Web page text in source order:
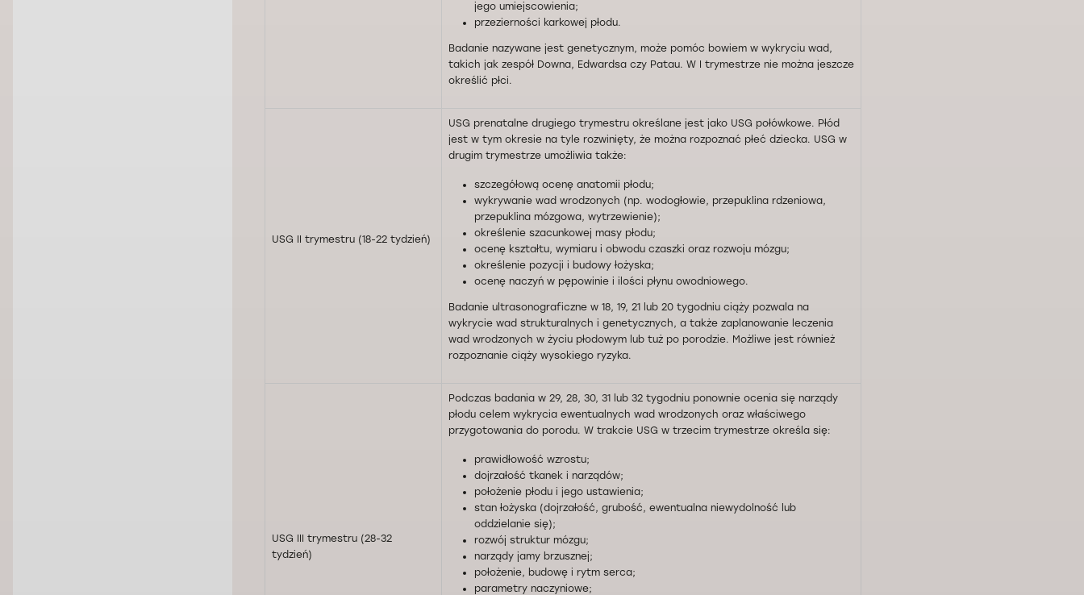
jego umiejscowienia;
przezierności karkowej płodu.
Badanie nazywane jest genetycznym, może pomóc bowiem w wykryciu wad,
takich jak zespół Downa, Edwardsa czy Patau. W I trymestrze nie można jeszcze
określić płci.
USG II trymestru (18-22 tydzień)
USG prenatalne drugiego trymestru określane jest jako USG połówkowe. Płód
jest w tym okresie na tyle rozwinięty, że można rozpoznać płeć dziecka. USG w
drugim trymestrze umożliwia także:
szczegółową ocenę anatomii płodu;
wykrywanie wad wrodzonych (np. wodogłowie, przepuklina rdzeniowa,
przepuklina mózgowa, wytrzewienie);
określenie szacunkowej masy płodu;
ocenę kształtu, wymiaru i obwodu czaszki oraz rozwoju mózgu;
określenie pozycji i budowy łożyska;
ocenę naczyń w pępowinie i ilości płynu owodniowego.
Badanie ultrasonograficzne w 18, 19, 21 lub 20 tygodniu ciąży pozwala na
wykrycie wad strukturalnych i genetycznych, a także zaplanowanie leczenia
wad wrodzonych w życiu płodowym lub tuż po porodzie. Możliwe jest również
rozpoznanie ciąży wysokiego ryzyka.
USG III trymestru (28-32
tydzień)
Podczas badania w 29, 28, 30, 31 lub 32 tygodniu ponownie ocenia się narządy
płodu celem wykrycia ewentualnych wad wrodzonych oraz właściwego
przygotowania do porodu. W trakcie USG w trzecim trymestrze określa się:
prawidłowość wzrostu;
dojrzałość tkanek i narządów;
położenie płodu i jego ustawienia;
stan łożyska (dojrzałość, grubość, ewentualna niewydolność lub
oddzielanie się);
rozwój struktur mózgu;
narządy jamy brzusznej;
położenie, budowę i rytm serca;
parametry naczyniowe;